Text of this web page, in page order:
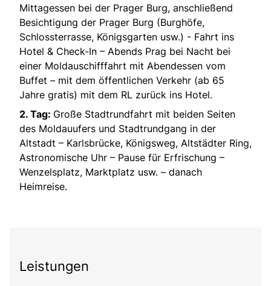
Mittagessen bei der Prager Burg, anschließend
Besichtigung der Prager Burg (Burghöfe,
Schlossterrasse, Königsgarten usw.) - Fahrt ins
Hotel & Check-In – Abends Prag bei Nacht bei
einer Moldauschifffahrt mit Abendessen vom
Buffet – mit dem öffentlichen Verkehr (ab 65
Jahre gratis) mit dem RL zurück ins Hotel.
2. Tag: Große Stadtrundfahrt mit beiden Seiten
des Moldauufers und Stadtrundgang in der
Altstadt – Karlsbrücke, Königsweg, Altstädter Ring,
Astronomische Uhr – Pause für Erfrischung –
Wenzelsplatz, Marktplatz usw. – danach
Heimreise.
Leistungen